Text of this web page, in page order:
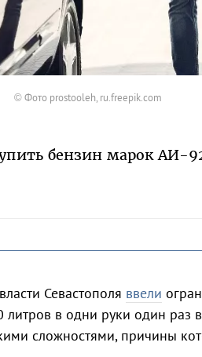
© Фото prostooleh, ru.freepik.com
бензин марок
Севастополя ввели
в одни руки один раз
сложностями, причины